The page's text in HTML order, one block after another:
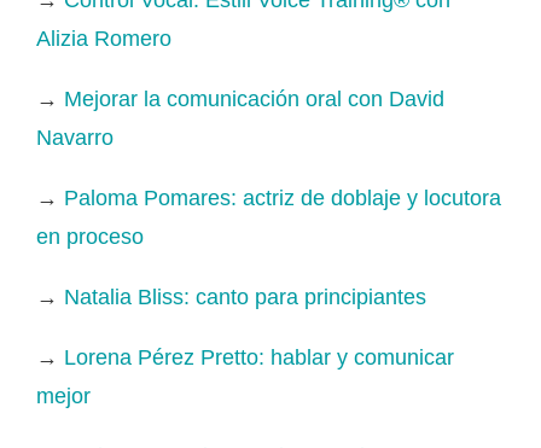
Alizia Romero
→ Mejorar la comunicación oral con David
Navarro
→ Paloma Pomares: actriz de doblaje y locutora
en proceso
→ Natalia Bliss: canto para principiantes
→ Lorena Pérez Pretto: hablar y comunicar
mejor